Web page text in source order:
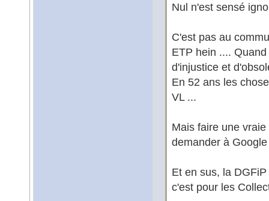
Nul n'est sensé
C'est pas au
ETP hein ....
d'injustice et
En 52 ans les
VL ...
Mais faire une
demander à
Et en sus, la
c'est pour les